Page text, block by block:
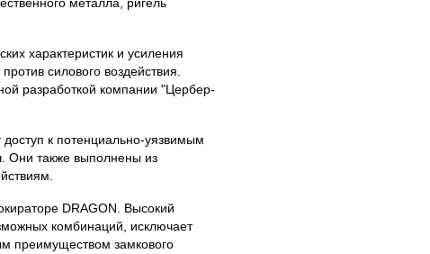
характеристик и усиления
силового воздействия.
разработкой компании "Цербер-
к потенциально-уязвимым
Они также выполнены из
DRAGON. Высокий
комбинаций, исключает
преимуществом замкового